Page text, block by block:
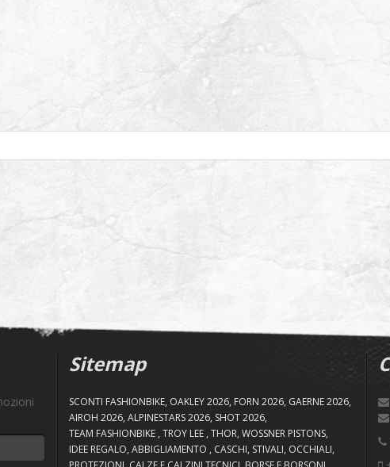
Sitemap
SCONTI FASHIONBIKE OAKLEY 2026 FORN 2026 GAERNE 2026
AIROH 2026 ALPINESTARS 2026 SHOT 2026
TEAM FASHIONBIKE TROY LEE THOR WOSSNER PISTONS
IDEE REGALO ABBIGLIAMENTO CASCHI STIVALI OCCHIALI